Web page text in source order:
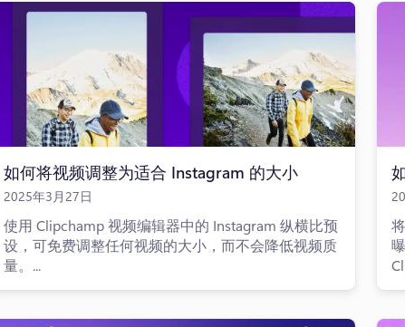
如何将视频调整为适合 Instagram 的大小
2025年3月27日
使用 Clipchamp 视频编辑器中的 Instagram 纵横比预
设，可免费调整任何视频的大小，而不会降低视频质
量。...